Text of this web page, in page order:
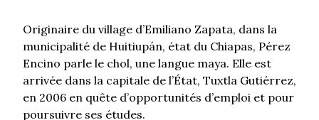
Originaire du village d’Emiliano Zapata, dans la
municipalité de Huitiupán, état du Chiapas, Pérez
Encino parle le chol, une langue maya. Elle est
arrivée dans la capitale de l’État, Tuxtla Gutiérrez,
en 2006 en quête d’opportunités d’emploi et pour
poursuivre ses études.